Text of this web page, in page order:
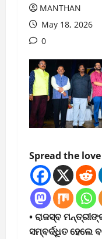
MANTHAN
May 18, 2026
0
Spread the love
• ରାଜସ୍ବ
ସମ୍ବର୍ଦ୍ଧିତ ହେଲେ